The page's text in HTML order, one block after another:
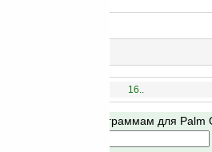
16..
Поиск по программам для Palm